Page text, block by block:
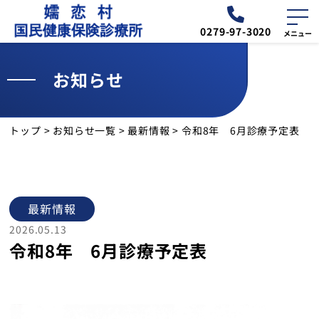
0279-97-3020
診療所について
外来のご案内
お知らせ
トップ > お知らせ一覧 >最新情報 >令和8年 6月診療予定表
最新情報
2026.05.13
令和8年 6月診療予定表